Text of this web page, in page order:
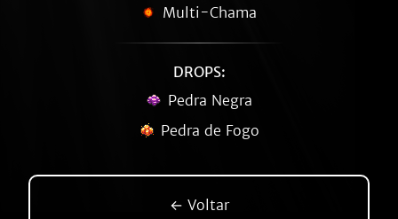
Multi-Chama
DROPS:
Pedra Negra
Pedra de Fogo
← Voltar